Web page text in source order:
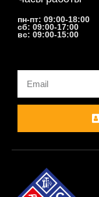
пн-пт: 09:00-18:00
сб: 09:00-17:00
вс: 09:00-15:00
Email